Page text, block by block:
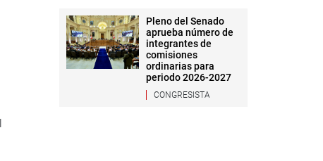
Pleno del Senado
aprueba número de
integrantes de
comisiones
ordinarias para
periodo 2026-2027
CONGRESISTA